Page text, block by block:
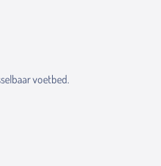
voetbed.